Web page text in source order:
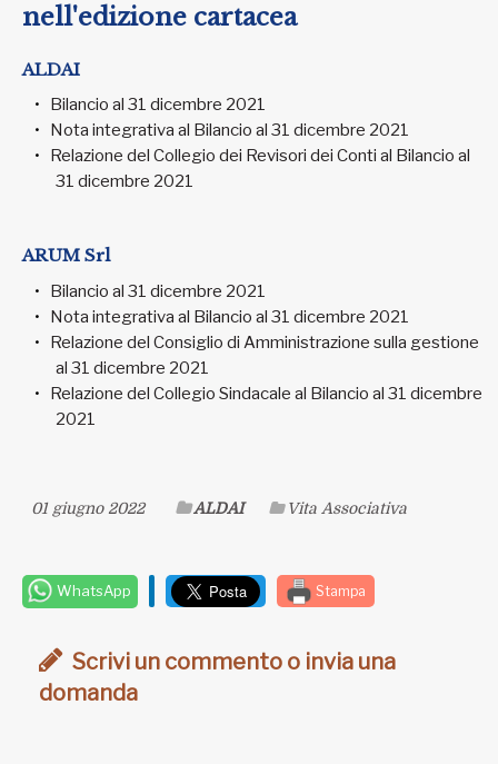
nell'edizione cartacea
ALDAI
Bilancio al 31 dicembre 2021
Nota integrativa al Bilancio al 31 dicembre 2021
Relazione del Collegio dei Revisori dei Conti al Bilancio al
31 dicembre 2021
ARUM Srl
Bilancio al 31 dicembre 2021
Nota integrativa al Bilancio al 31 dicembre 2021
Relazione del Consiglio di Amministrazione sulla gestione
al 31 dicembre 2021
Relazione del Collegio Sindacale al Bilancio al 31 dicembre
2021
01 giugno 2022 ALDAI Vita Associativa
WhatsApp Stampa
Scrivi un commento o invia una
domanda